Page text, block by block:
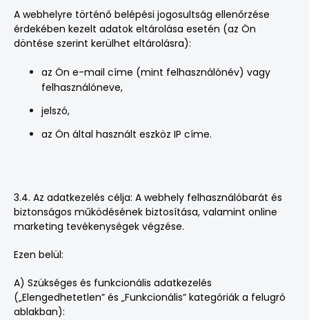
A webhelyre történő belépési jogosultság ellenőrzése
érdekében kezelt adatok eltárolása esetén (az Ön
döntése szerint kerülhet eltárolásra):
az Ön e-mail címe (mint felhasználónév) vagy
felhasználóneve,
jelszó,
az Ön által használt eszköz IP címe.
3.4. Az adatkezelés célja: A webhely felhasználóbarát és
biztonságos működésének biztosítása, valamint online
marketing tevékenységek végzése.
Ezen belül:
A) Szükséges és funkcionális adatkezelés
(„Elengedhetetlen” és „Funkcionális” kategóriák a felugró
ablakban):